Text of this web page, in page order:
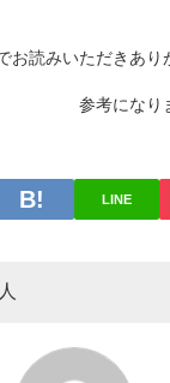
お読みいただきあり
参考になり
LINE